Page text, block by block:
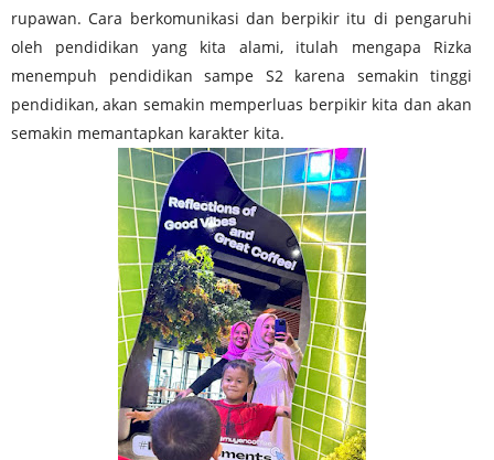
rupawan. Cara berkomunikasi dan berpikir itu di pengaruhi
oleh pendidikan yang kita alami, itulah mengapa Rizka
menempuh pendidikan sampe S2 karena semakin tinggi
pendidikan, akan semakin memperluas berpikir kita dan akan
semakin memantapkan karakter kita.